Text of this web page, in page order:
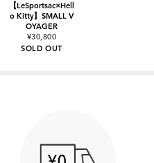
【LeSportsac×Hell
o Kitty】SMALL V
OYAGER
¥30,800
SOLD OUT